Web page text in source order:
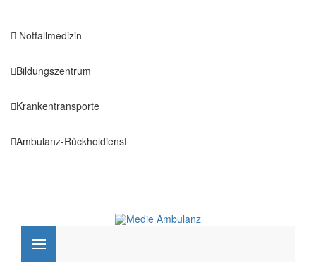
Notfallmedizin
Bildungszentrum
Krankentransporte
Ambulanz-Rückholdienst